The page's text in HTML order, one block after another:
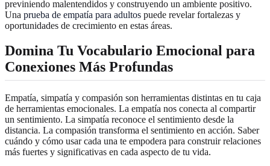
previniendo malentendidos y construyendo un ambiente positivo.
Una prueba de empatía para adultos puede revelar fortalezas y
oportunidades de crecimiento en estas áreas.
Domina Tu Vocabulario Emocional para
Conexiones Más Profundas
Empatía, simpatía y compasión son herramientas distintas en tu caja
de herramientas emocionales. La empatía nos conecta al compartir
un sentimiento. La simpatía reconoce el sentimiento desde la
distancia. La compasión transforma el sentimiento en acción. Saber
cuándo y cómo usar cada una te empodera para construir relaciones
más fuertes y significativas en cada aspecto de tu vida.